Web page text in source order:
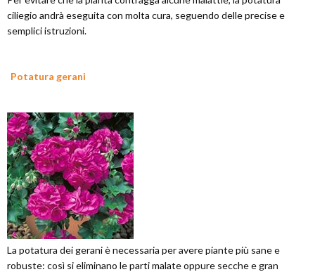
ciliegio andrà eseguita con molta cura, seguendo delle precise e
semplici istruzioni.
Potatura gerani
La potatura dei gerani è necessaria per avere piante più sane e
robuste: così si eliminano le parti malate oppure secche e gran